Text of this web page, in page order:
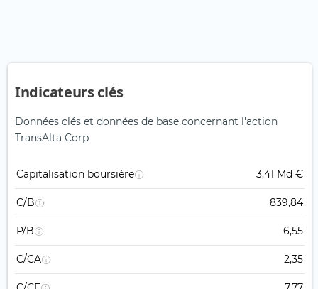
Indicateurs clés
Données clés et données de base concernant l'action
TransAlta Corp
Capitalisation boursière 3,41 Md €
C/B 839,84
P/B 6,55
C/CA 2,35